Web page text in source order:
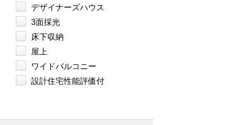
デザイナーズハウス
3面採光
床下収納
屋上
ワイドバルコニー
設計住宅性能評価付